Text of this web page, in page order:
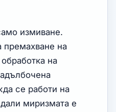
измиване.
премахване на
на
се работи на
миризмата е